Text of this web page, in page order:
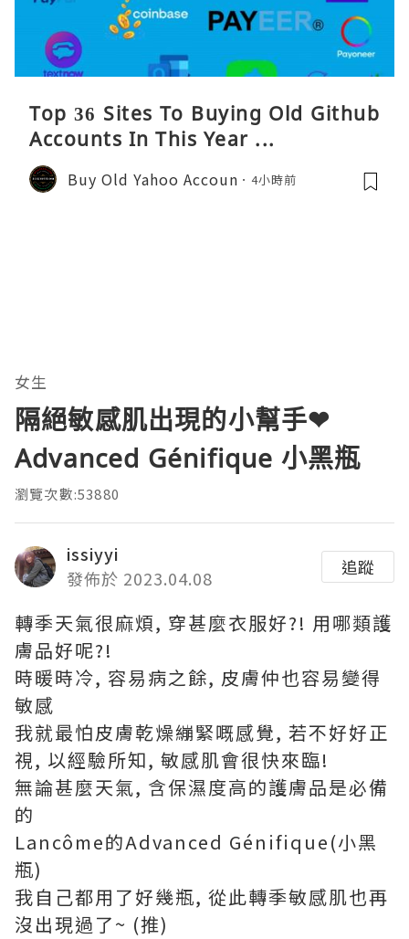
Top 36 Sites To Buying Old Github
Accounts In This Year ...
Buy Old Yahoo Accoun 4小時前
女生
隔絕敏感肌出現的小幫手❤
Advanced Génifique 小黑瓶
瀏覽次數:53880
issiyyi
發佈於 2023.04.08
追蹤
轉季天氣很麻煩, 穿甚麼衣服好?! 用哪類護
膚品好呢?!
時暖時冷, 容易病之餘, 皮膚仲也容易變得
敏感
我就最怕皮膚乾燥繃緊嘅感覺, 若不好好正
視, 以經驗所知, 敏感肌會很快來臨!
無論甚麼天氣, 含保濕度高的護膚品是必備
的
Lancôme的Advanced Génifique(小黑
瓶)
我自己都用了好幾瓶, 從此轉季敏感肌也再
沒出現過了~ (推)